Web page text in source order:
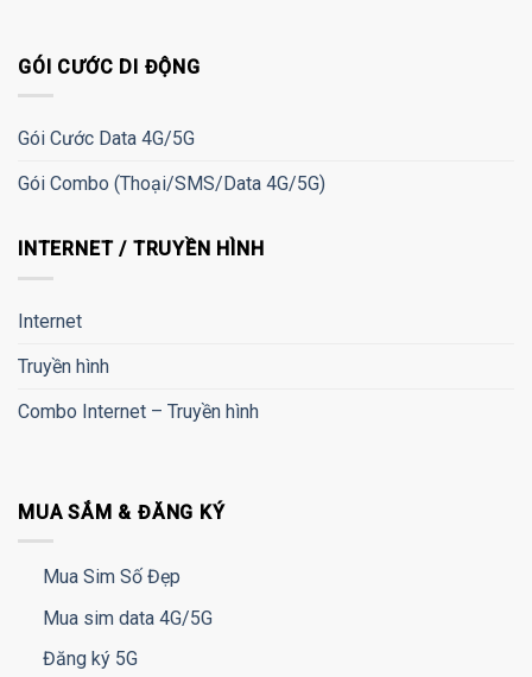
GÓI CƯỚC DI ĐỘNG
Gói Cước Data 4G/5G
Gói Combo (Thoại/SMS/Data 4G/5G)
INTERNET / TRUYỀN HÌNH
Internet
Truyền hình
Combo Internet – Truyền hình
MUA SẮM & ĐĂNG KÝ
Mua Sim Số Đẹp
Mua sim data 4G/5G
Đăng ký 5G